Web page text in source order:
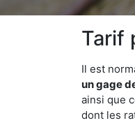
Tarif
Il est
un gage
ainsi que
dont les